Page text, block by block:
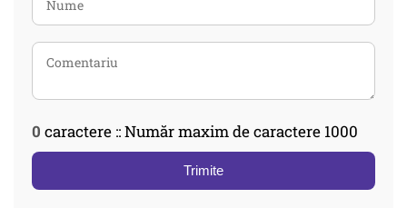
0 caractere :: Număr maxim de caractere 1000
Trimite